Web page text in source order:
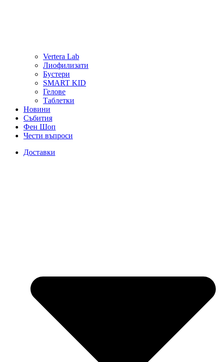
Vertera Lab
Лиофилизати
Бустери
SMART KID
Гелове
Таблетки
Новини
Събития
Фен Шоп
Чести въпроси
Доставки